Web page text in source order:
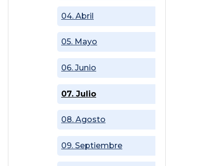
04. Abril
05. Mayo
06. Junio
07. Julio
08. Agosto
09. Septiembre